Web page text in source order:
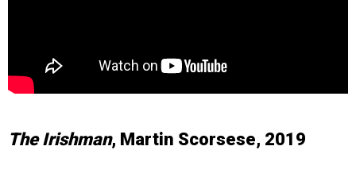
The Irishman, Martin Scorsese, 2019